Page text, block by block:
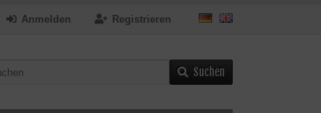
Registrieren
Anmelden
Suchen